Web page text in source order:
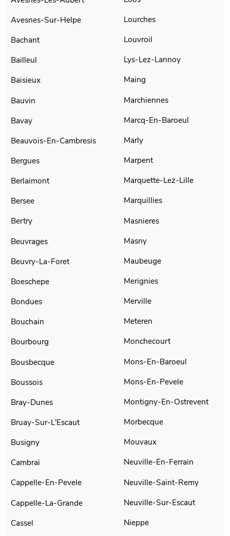
Avesnes-Sur-Helpe
Bachant
Bailleul
Baisieux
Bauvin
Bavay
Beauvois-En-Cambresis
Bergues
Berlaimont
Bersee
Bertry
Beuvrages
Beuvry-La-Foret
Boeschepe
Bondues
Bouchain
Bourbourg
Bousbecque
Boussois
Bray-Dunes
Bruay-Sur-L'Escaut
Busigny
Cambrai
Cappelle-En-Pevele
Cappelle-La-Grande
Cassel
Lourches
Louvroil
Lys-Lez-Lannoy
Maing
Marchiennes
Marcq-En-Baroeul
Marly
Marpent
Marquette-Lez-Lille
Marquillies
Masnieres
Masny
Maubeuge
Merignies
Merville
Meteren
Monchecourt
Mons-En-Baroeul
Mons-En-Pevele
Montigny-En-Ostrevent
Morbecque
Mouvaux
Neuville-En-Ferrain
Neuville-Saint-Remy
Neuville-Sur-Escaut
Nieppe